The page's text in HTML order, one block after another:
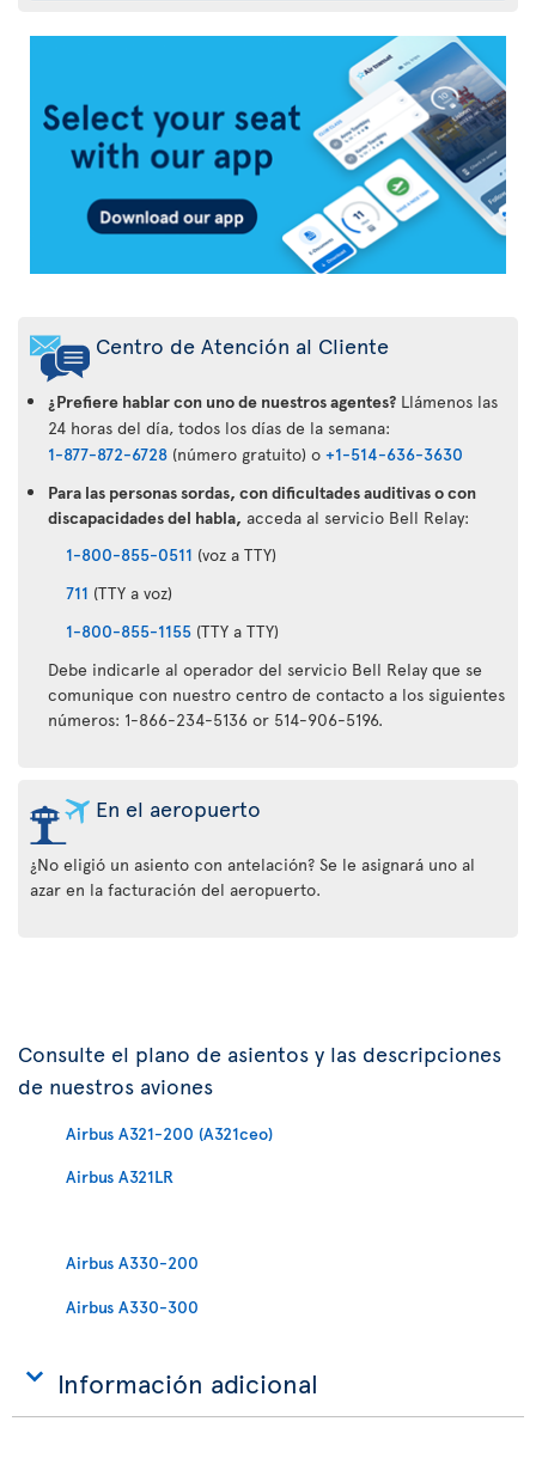
Transat
Centro de Atención al Cliente
¿Prefiere hablar con uno de nuestros agentes? Llámenos las
24 horas del día, todos los días de la semana:
1-877-872-6728 (número gratuito) o +1-514-636-3630
Para las personas sordas, con dificultades auditivas o con
discapacidades del habla, acceda al servicio Bell Relay:
1-800-855-0511 (voz a TTY)
711 (TTY a voz)
1-800-855-1155 (TTY a TTY)
Debe indicarle al operador del servicio Bell Relay que se
comunique con nuestro centro de contacto a los siguientes
números: 1-866-234-5136 or 514-906-5196.
En el aeropuerto
¿No eligió un asiento con antelación? Se le asignará uno al
azar en la facturación del aeropuerto.
Consulte el plano de asientos y las descripciones
de nuestros aviones
Airbus A321-200 (A321ceo)
Airbus A321LR
Airbus A330-200
Airbus A330-300
Información adicional